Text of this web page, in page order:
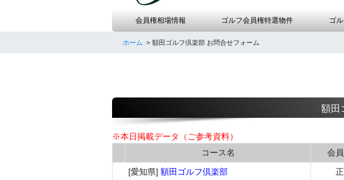
会員権相場情報 ゴルフ会員権特選物件 ゴ
ホーム 額田ゴルフ倶楽部 お問合せフォーム
額田
※本日掲載データ（ご参考資料）
コース名
会
[愛知県] 額田ゴルフ倶楽部